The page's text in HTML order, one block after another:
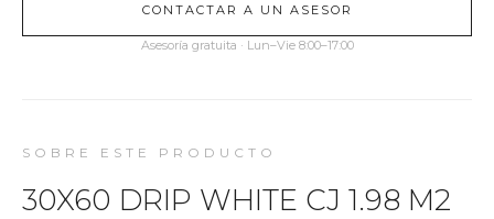
CONTACTAR A UN ASESOR
Asesoría gratuita · Lun–Vie 8:00–17:00
SOBRE ESTE PRODUCTO
30X60 DRIP WHITE CJ 1.98 M2